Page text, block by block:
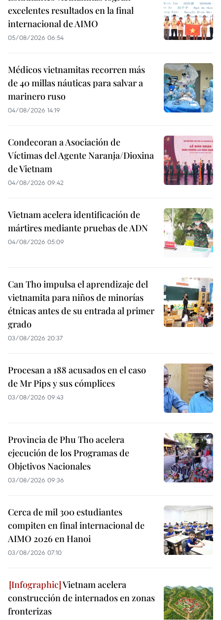
excelentes resultados en la final
internacional de AIMO
05/08/2026 06:54
Médicos vietnamitas recorren más
de 40 millas náuticas para salvar a
marinero ruso
04/08/2026 14:19
Condecoran a Asociación de
Víctimas del Agente Naranja/Dioxina
de Vietnam
04/08/2026 09:42
Vietnam acelera identificación de
mártires mediante pruebas de ADN
04/08/2026 05:09
Can Tho impulsa el aprendizaje del
vietnamita para niños de minorías
étnicas antes de su entrada al primer
grado
03/08/2026 20:37
Procesan a 188 acusados en el caso
de Mr Pips y sus cómplices
03/08/2026 09:43
Provincia de Phu Tho acelera
ejecución de los Programas de
Objetivos Nacionales
03/08/2026 09:36
Cerca de mil 300 estudiantes
compiten en final internacional de
AIMO 2026 en Hanoi
03/08/2026 07:10
Vietnam acelera
construcción de internados en zonas
fronterizas